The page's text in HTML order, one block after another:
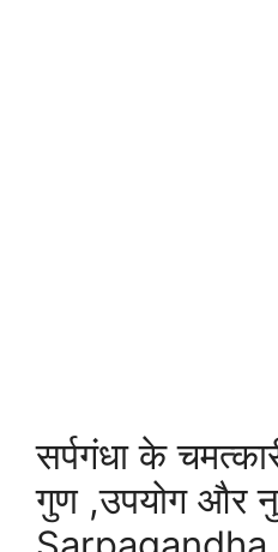
सर्पगंधा के
गुण ,उपयोग और